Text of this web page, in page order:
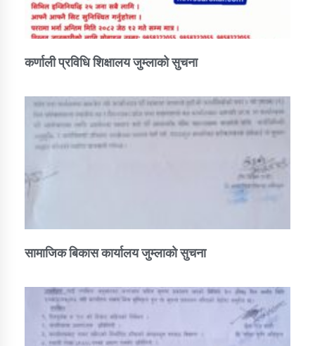
कर्णाली प्रविधि शिक्षालय जुम्लाको सुचना
सामाजिक बिकास कार्यालय जुम्लाकाे सुचना